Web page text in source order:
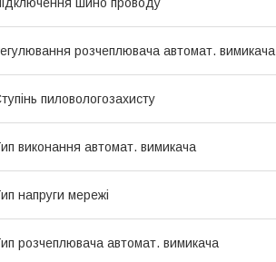
розчеплювача автомат. вимикача
пиловологозахисту
виконання автомат. вимикача
напруги мережі
розчеплювача автомат. вимикача